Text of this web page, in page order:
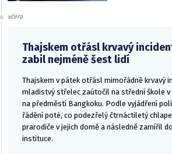
včera
Thajskem otřásl krvavý
zabil nejméně šest lidí
Thajskem v pátek otřásl mimořádně krvavý
mladistvý střelec zaútočil na střední škole v
na předměstí Bangkoku. Podle vyjádření
řádění poté, co podezřelý čtrnáctiletý
prarodiče v jejich domě a následně zamířil
instituce.